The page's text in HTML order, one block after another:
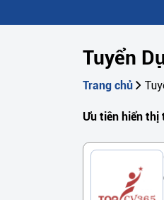
Tuyển
Trang chủ
Ưu tiên hiển thị